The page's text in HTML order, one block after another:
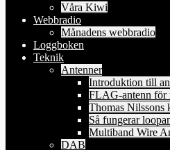
Våra Kiwi
Webbradio
Månadens webbradio
Loggboken
Teknik
Antenner
Introduktion till
FLAG-antenn för
Thomas Nilssons
Så fungerar
Multiband Wire
DAB